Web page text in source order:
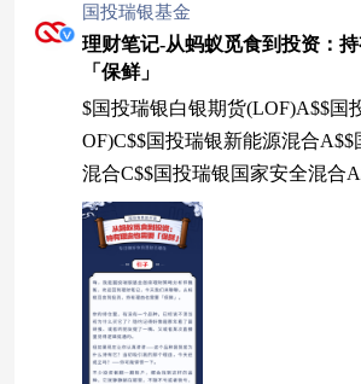
国投瑞银基金
理财笔记-从蚂蚁觅食到投资：
「保鲜」
$国投瑞银白银期货(LOF)A$$国
OF)C$$国投瑞银新能源混合
混合C$$国投瑞银国家安全混合
安全混合C$